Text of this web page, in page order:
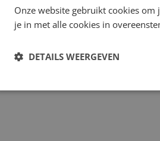
Onze website gebruikt cookies
je in met alle cookies in
DETAILS WEERGEVEN